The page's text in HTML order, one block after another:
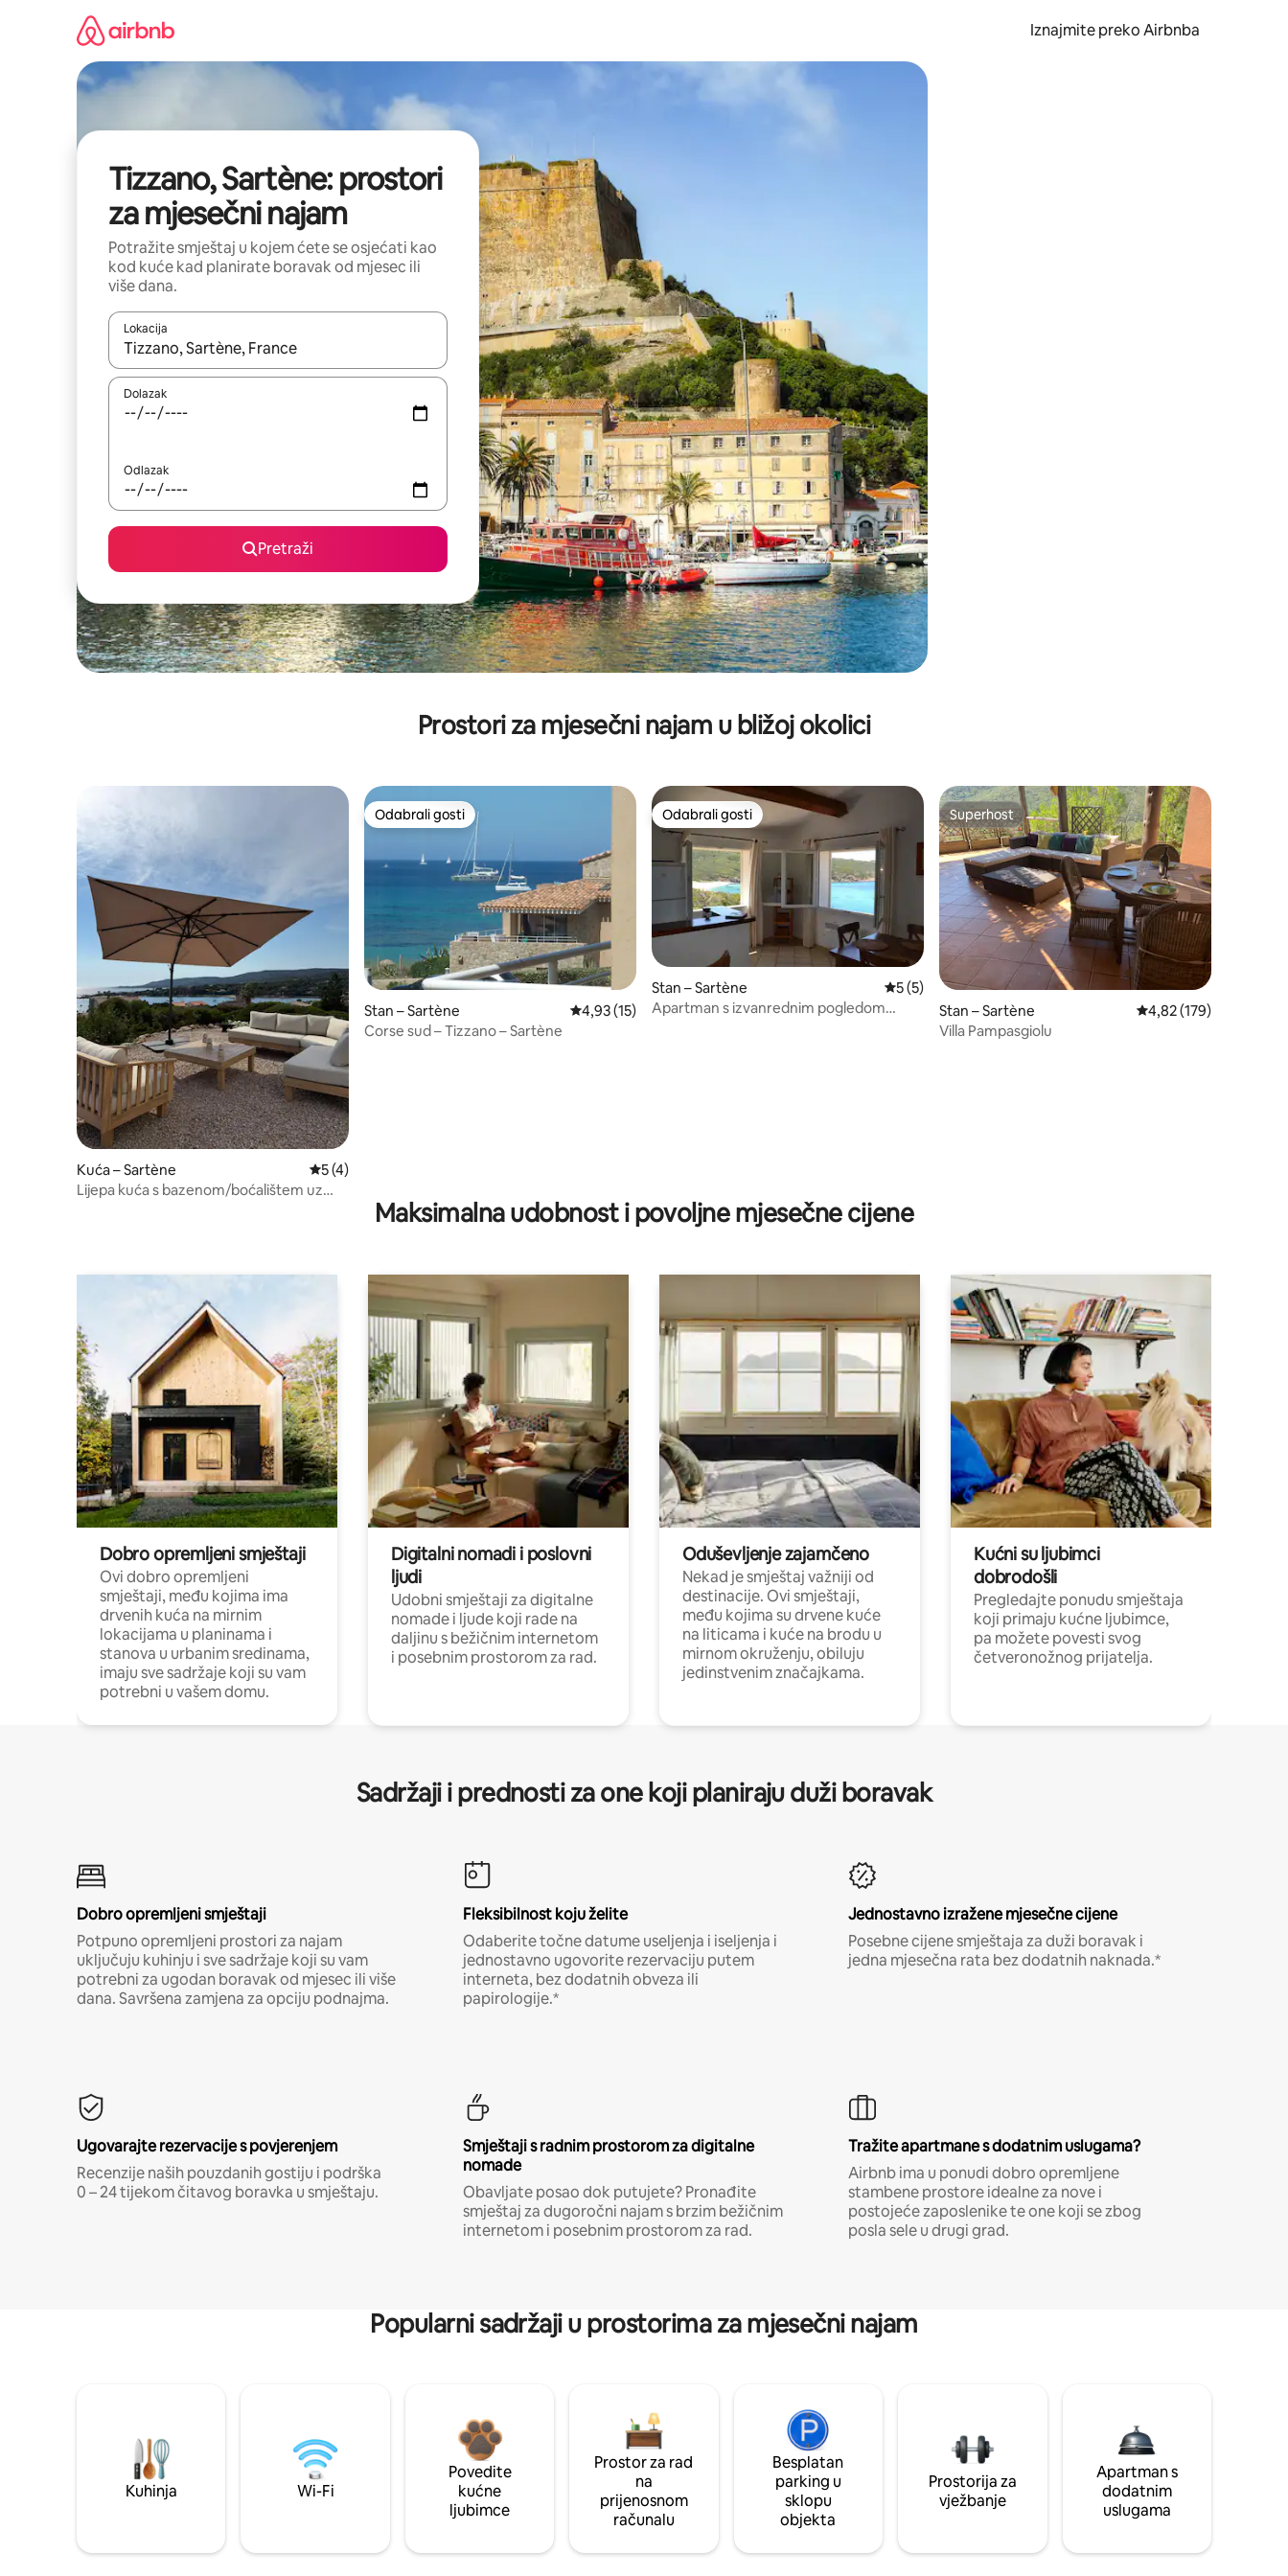
Iznajmite preko Airbnba
Tizzano, Sartène: prostori
za mjesečni najam
Potražite smještaj u kojem ćete se osjećati kao
kod kuće kad planirate boravak od mjesec ili
više dana.
Lokacija
Kada budu dostupni rezultati, moći ćete ih pregledati koristeći se strelicama prema gore i prema dolje, kao i dodirom ili prelaskom prstom po zaslonu.
Dolazak
Odlazak
Pretraži
Prostori za mjesečni najam u bližoj okolici
Kuća – Sartène Prosječna ocjena: 5/5, recenzija: 4
5 (4)
Lijepa kuća s bazenom/boćalištem uz
Odabrali gosti
Odabrali gosti
Stan – Sartène Prosječna ocjena: 4,93/5, recenzija: 15
4,93 (15)
Corse sud – Tizzano – Sartène
Odabrali gosti
Odabrali gosti
Stan – Sartène Prosječna ocjena: 5/5, recenzija: 5
5 (5)
Apartman s izvanrednim pogledom
Superhost
Superhost
Stan – Sartène Prosječna ocjena:
4,82 (179)
Villa Pampasgiolu
Maksimalna udobnost i povoljne mjesečne cijene
Dobro opremljeni smještaji
Ovi dobro opremljeni
smještaji, među kojima ima
drvenih kuća na mirnim
lokacijama u planinama i
stanova u urbanim sredinama,
imaju sve sadržaje koji su vam
potrebni u vašem domu.
Digitalni nomadi i poslovni
ljudi
Udobni smještaji za digitalne
nomade i ljude koji rade na
daljinu s bežičnim internetom
i posebnim prostorom za rad.
Oduševljenje zajamčeno
Nekad je smještaj važniji od
destinacije. Ovi smještaji,
među kojima su drvene kuće
na liticama i kuće na brodu u
mirnom okruženju, obiluju
jedinstvenim značajkama.
Kućni su ljubimci
dobrodošli
Pregledajte ponudu smještaja
koji primaju kućne ljubimce,
pa možete povesti svog
četveronožnog prijatelja.
Sadržaji i prednosti za one koji planiraju duži boravak
Dobro opremljeni smještaji
Potpuno opremljeni prostori za najam
uključuju kuhinju i sve sadržaje koji su vam
potrebni za ugodan boravak od mjesec ili više
dana. Savršena zamjena za opciju podnajma.
Fleksibilnost koju želite
Odaberite točne datume useljenja i iseljenja i
jednostavno ugovorite rezervaciju putem
interneta, bez dodatnih obveza ili
papirologije.*
Jednostavno izražene mjesečne cijene
Posebne cijene smještaja za duži boravak i
jedna mjesečna rata bez dodatnih naknada.*
Ugovarajte rezervacije s povjerenjem
Recenzije naših pouzdanih gostiju i podrška
0 – 24 tijekom čitavog boravka u smještaju.
Smještaji s radnim prostorom za digitalne
nomade
Obavljate posao dok putujete? Pronađite
smještaj za dugoročni najam s brzim bežičnim
internetom i posebnim prostorom za rad.
Tražite apartmane s dodatnim uslugama?
Airbnb ima u ponudi dobro opremljene
stambene prostore idealne za nove i
postojeće zaposlenike te one koji se zbog
posla sele u drugi grad.
Popularni sadržaji u prostorima za mjesečni najam
Kuhinja Wi-Fi
Povedite
kućne
ljubimce
Prostor za rad
na
prijenosnom
računalu
Besplatan
parking u
sklopu
objekta
Prostorija za
vježbanje
Apartman s
dodatnim
uslugama